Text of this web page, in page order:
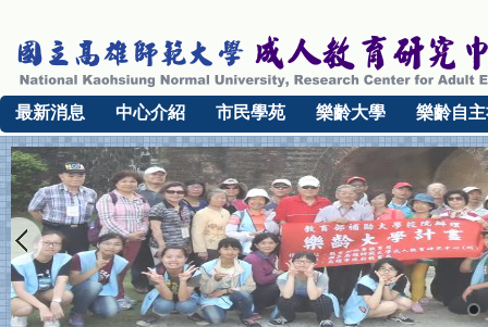
最新消息 中心介紹 市民學苑 樂齡大學 樂齡自